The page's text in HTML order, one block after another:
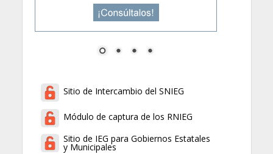
Sitio de Intercambio del SNIEG
Módulo de captura de los RNIEG
Sitio de IEG para Gobiernos Estatales
y Municipales